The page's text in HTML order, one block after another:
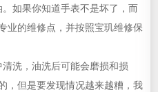
如果你知道手表不是坏了，而
业的维修点，并按照宝玑维修保
洗，油洗后可能会磨损和损
，但是要发现情况越来越糟，我